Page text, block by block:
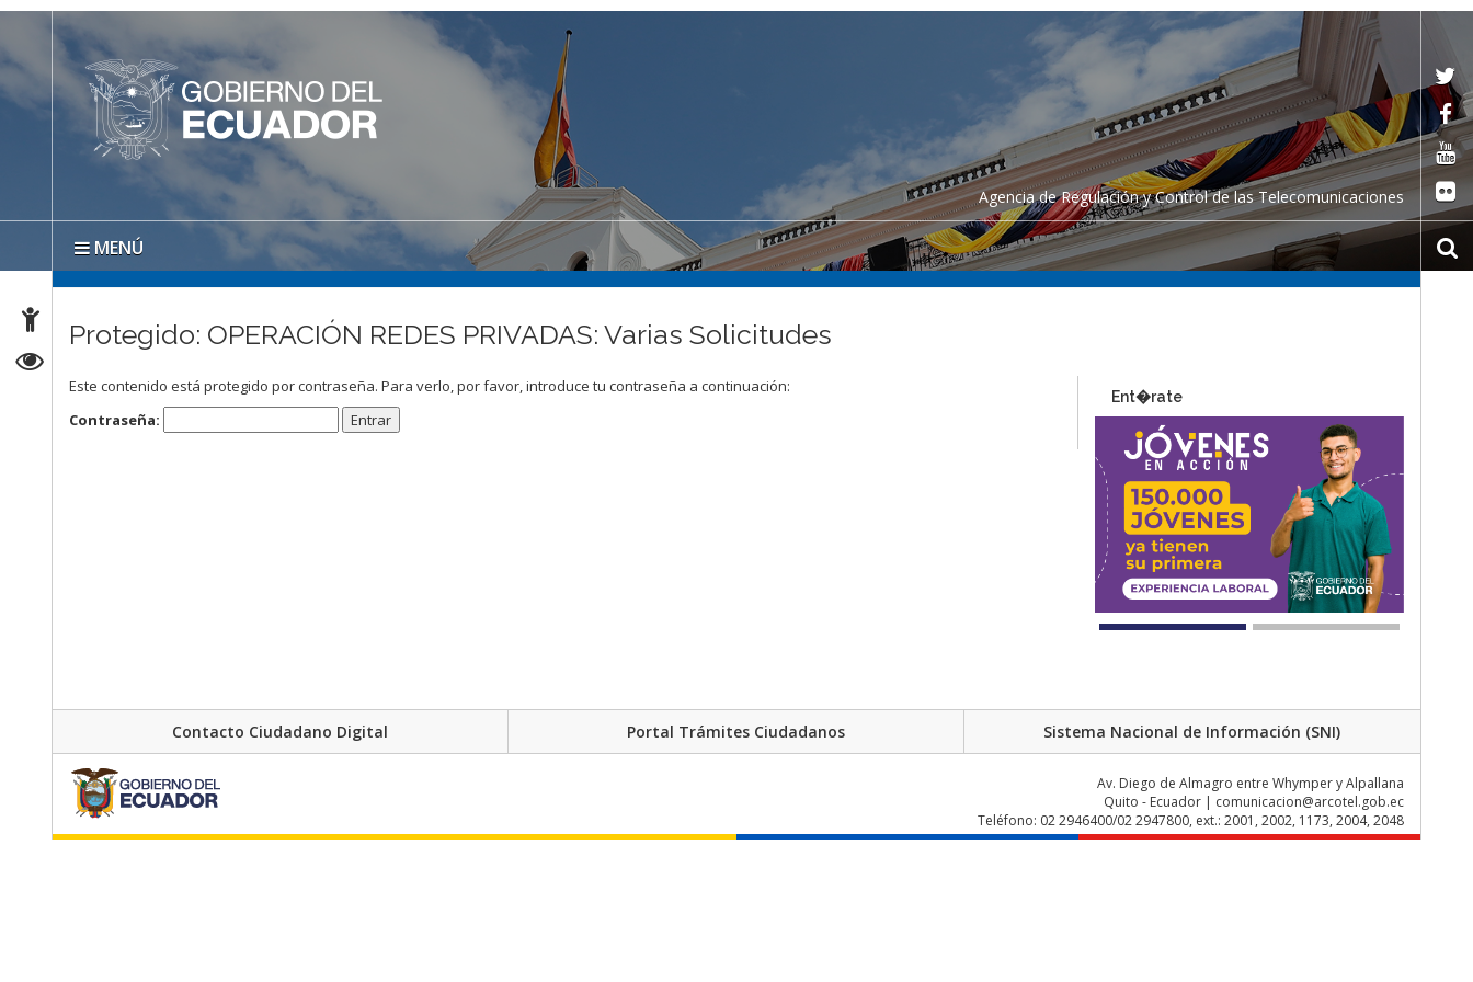
Agencia de Regulación y Control de las Telecomunicaciones
MENÚ
Protegido: OPERACIÓN REDES PRIVADAS: Varias Solicitudes
Este contenido está protegido por contraseña. Para verlo, por favor, introduce tu contraseña a continuación:
Contraseña:
Ent�rate
Contacto Ciudadano Digital Portal Trámites Ciudadanos Sistema Nacional de Información (SNI)
Av. Diego de Almagro entre Whymper y Alpallana
Quito - Ecuador | comunicacion@arcotel.gob.ec
Teléfono: 02 2946400/02 2947800, ext.: 2001, 2002, 1173, 2004, 2048